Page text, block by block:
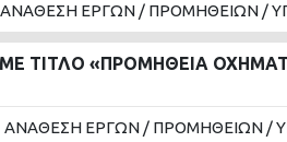
ΑΝΑΘΕΣΗ ΕΡΓΩΝ / ΠΡΟΜΗΘΕΙΩΝ /
ΤΙΤΛΟ «ΠΡΟΜΗΘΕΙΑ
ΑΝΑΘΕΣΗ ΕΡΓΩΝ / ΠΡΟΜΗΘΕΙΩΝ /